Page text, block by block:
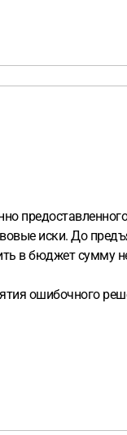
иски. До
в бюджет сумму
ошибочного